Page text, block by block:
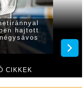
CIKKEK
hajtott
indult